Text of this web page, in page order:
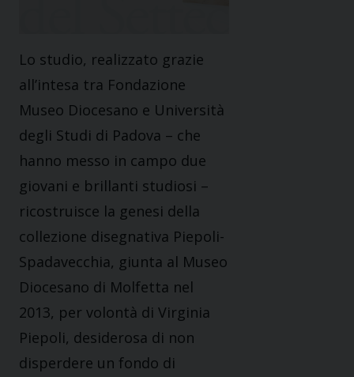
Lo studio, realizzato grazie
all’intesa tra Fondazione
Museo Diocesano e Università
degli Studi di Padova – che
hanno messo in campo due
giovani e brillanti studiosi –
ricostruisce la genesi della
collezione disegnativa Piepoli-
Spadavecchia, giunta al Museo
Diocesano di Molfetta nel
2013, per volontà di Virginia
Piepoli, desiderosa di non
disperdere un fondo di